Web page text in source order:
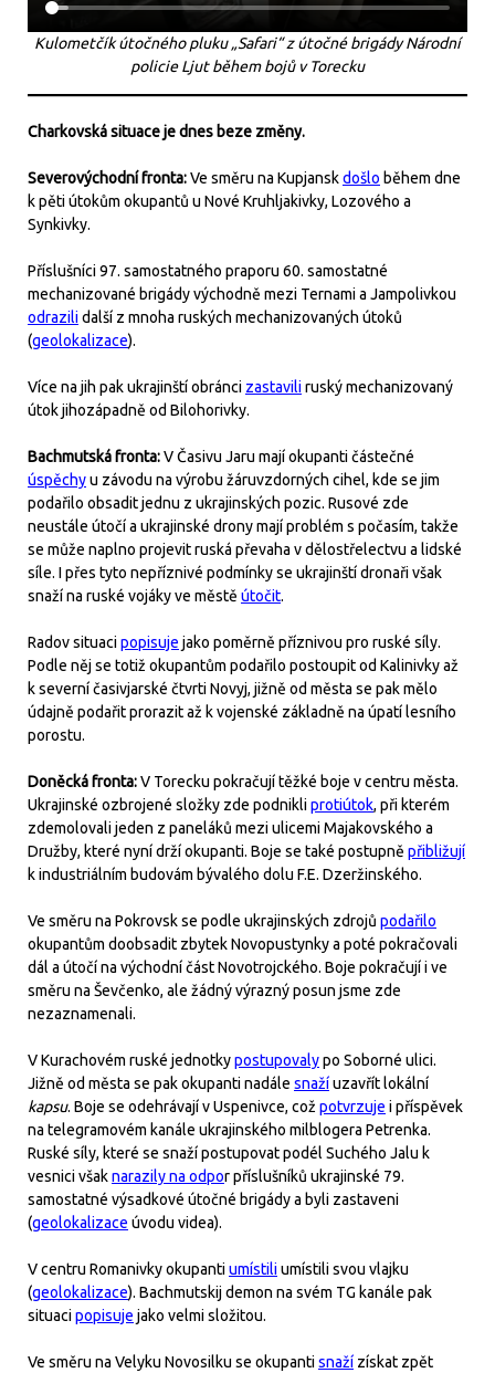
Kulometčík útočného pluku „Safari“ z útočné brigády Národní
policie Ljut během bojů v Torecku
Charkovská situace je dnes beze změny.
Severovýchodní fronta:Ve směru na Kupjanskdošlo během dne
k pěti útokům okupantů u Nové Kruhljakivky, Lozového a
Synkivky.
Příslušníci 97. samostatného praporu 60. samostatné
mechanizované brigády východně mezi Ternami a Jampolivkou
odrazilidalší z mnoha ruských mechanizovaných útoků
(geolokalizace).
Více na jih pak ukrajinští obránci zastaviliruský mechanizovaný
útok jihozápadně od Bilohorivky.
Bachmutská fronta:V Časivu Jaru mají okupanti částečné
úspěchyu závodu na výrobu žáruvzdorných cihel, kde se jim
podařilo obsadit jednu z ukrajinských pozic. Rusové zde
neustále útočí a ukrajinské drony mají problém s počasím, takže
se může naplno projevit ruská převaha v dělostřelectvu a lidské
síle. I přes tyto nepříznivé podmínky se ukrajinští dronaři však
snaží na ruské vojáky ve městě útočit.
Radov situacipopisuje jako poměrně příznivou pro ruské síly.
Podle něj se totiž okupantům podařilo postoupit od Kalinivky až
k severní časivjarské čtvrti Novyj, jižně od města se pak mělo
údajně podařit prorazit až k vojenské základně na úpatí lesního
porostu.
Doněcká fronta:V Torecku pokračují těžké boje v centru města.
Ukrajinské ozbrojené složky zde podnikliprotiútok, při kterém
zdemolovali jeden z paneláků mezi ulicemi Majakovského a
Družby, které nyní drží okupanti. Boje se také postupně přibližují
k industriálním budovám bývalého dolu F.E. Dzeržinského.
Ve směru na Pokrovsk se podle ukrajinských zdrojů podařilo
okupantům doobsadit zbytek Novopustynky a poté pokračovali
dál a útočí na východní část Novotrojckého. Boje pokračují i ve
směru na Ševčenko, ale žádný výrazný posun jsme zde
nezaznamenali.
V Kurachovém ruské jednotkypostupovalypo Soborné ulici.
Jižně od města se pak okupanti nadále snažíuzavřít lokální
kapsu. Boje se odehrávají v Uspenivce, což potvrzuje i příspěvek
na telegramovém kanále ukrajinského milblogera Petrenka.
Ruské síly, které se snaží postupovat podél Suchého Jalu k
vesnici všaknarazily na odpor příslušníků ukrajinské 79.
samostatné výsadkové útočné brigády a byli zastaveni
(geolokalizace úvodu videa).
V centru Romanivky okupantiumístiliumístili svou vlajku
(geolokalizace). Bachmutskij demon na svém TG kanále pak
situacipopisuje jako velmi složitou.
Ve směru na Velyku Novosilku se okupantisnaží získat zpět